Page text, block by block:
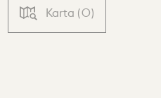
Karta (0)